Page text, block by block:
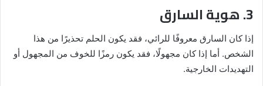
3. هوية السارق
إذا كان السارق معروفًا للرائي، فقد يكون الحلم تحذيرًا من هذا
الشخص. أما إذا كان مجهولًا، فقد يكون رمزًا للخوف من المجهول أو
التهديدات الخارجية.